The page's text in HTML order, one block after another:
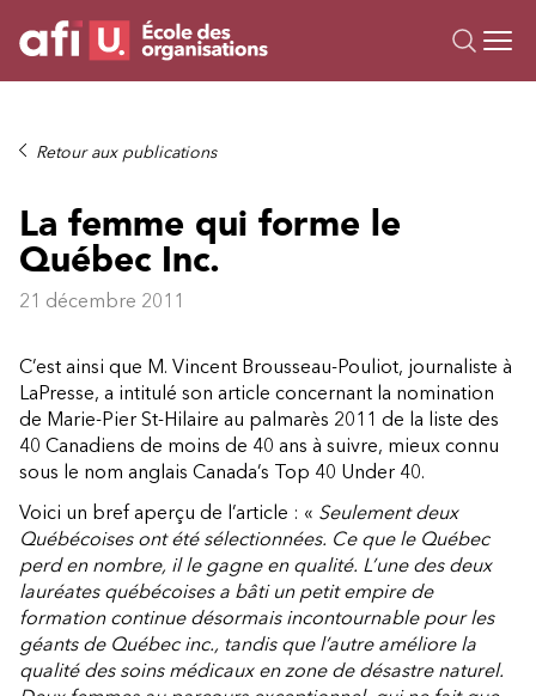
Formations
Sur mesure
À propos
Ressources
Retour aux publications
La femme qui forme le
Québec Inc.
21 décembre 2011
C’est ainsi que M. Vincent Brousseau-Pouliot, journaliste à
LaPresse, a intitulé son article concernant la nomination
de Marie-Pier St-Hilaire au palmarès 2011 de la liste des
40 Canadiens de moins de 40 ans à suivre, mieux connu
sous le nom anglais Canada’s Top 40 Under 40.
Voici un bref aperçu de l’article : « Seulement deux
Québécoises ont été sélectionnées. Ce que le Québec
perd en nombre, il le gagne en qualité. L’une des deux
lauréates québécoises a bâti un petit empire de
formation continue désormais incontournable pour les
géants de Québec inc., tandis que l’autre améliore la
qualité des soins médicaux en zone de désastre naturel.